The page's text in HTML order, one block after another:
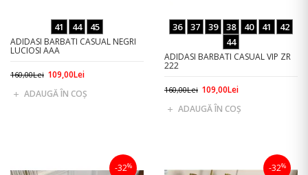
41 44 45
ADIDASI BARBATI CASUAL NEGRI
LUCIOSI AAA
160,00Lei 109,00Lei
ADAUGĂ ÎN COŞ
36 37 39 38 40 41
42
44
ADIDASI BARBATI CASUAL VIP ZR
222
160,00Lei 109,00Lei
ADAUGĂ ÎN COŞ
-32% -32%